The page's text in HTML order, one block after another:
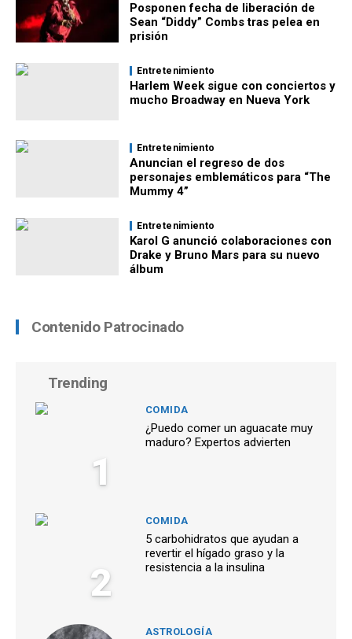
Posponen fecha de liberación de
Sean “Diddy” Combs tras pelea en
prisión
Entretenimiento
Harlem Week sigue con conciertos y
mucho Broadway en Nueva York
Entretenimiento
Anuncian el regreso de dos
personajes emblemáticos para “The
Mummy 4”
Entretenimiento
Karol G anunció colaboraciones con
Drake y Bruno Mars para su nuevo
álbum
Contenido Patrocinado
Trending
1
COMIDA
¿Puedo comer un aguacate muy
maduro? Expertos advierten
2
COMIDA
5 carbohidratos que ayudan a
revertir el hígado graso y la
resistencia a la insulina
ASTROLOGÍA